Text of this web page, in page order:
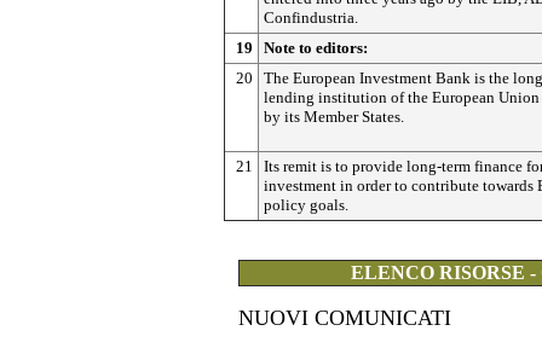
Confindustria.
19
Note to editors:
20
The European Investment Bank is the
lending institution of the European Union
by its Member States.
21
Its remit is to provide long-term finance
investment in order to contribute towards
policy goals.
ELENCO RISORSE
NUOVI COMUNICATI